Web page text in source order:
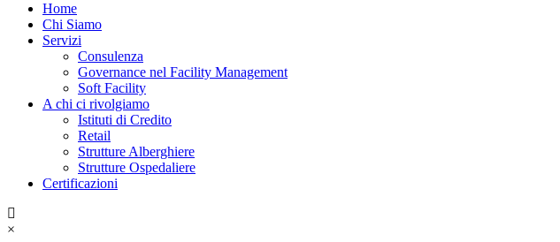
Home
Chi Siamo
Servizi
Consulenza
Governance nel Facility Management
Soft Facility
A chi ci rivolgiamo
Istituti di Credito
Retail
Strutture Alberghiere
Strutture Ospedaliere
Certificazioni
×